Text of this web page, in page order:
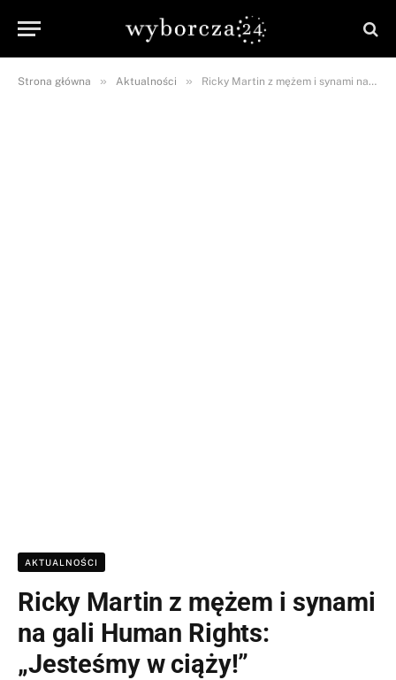
Strona główna » Aktualności » Ricky Martin z mężem i synami na gali Human Rights: „Jesteśmy w ciąży!”
AKTUALNOŚCI
Ricky Martin z mężem i synami
na gali Human Rights:
„Jesteśmy w ciąży!”